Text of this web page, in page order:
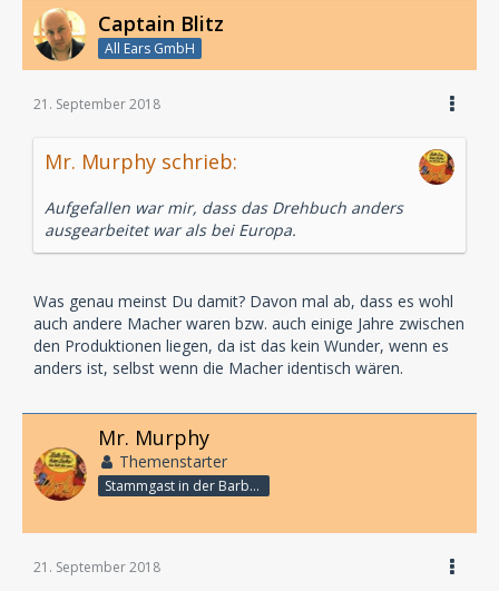
Captain Blitz
All Ears GmbH
21. September 2018
Mr. Murphy schrieb:
Aufgefallen war mir, dass das Drehbuch anders
ausgearbeitet war als bei Europa.
Was genau meinst Du damit? Davon mal ab, dass es wohl
auch andere Macher waren bzw. auch einige Jahre zwischen
den Produktionen liegen, da ist das kein Wunder, wenn es
anders ist, selbst wenn die Macher identisch wären.
Mr. Murphy
Themenstarter
Stammgast in der Barbarabar
21. September 2018